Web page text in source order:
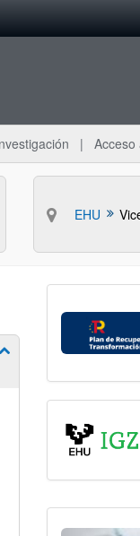
Acceso
EHU
Mostrar/ocultar